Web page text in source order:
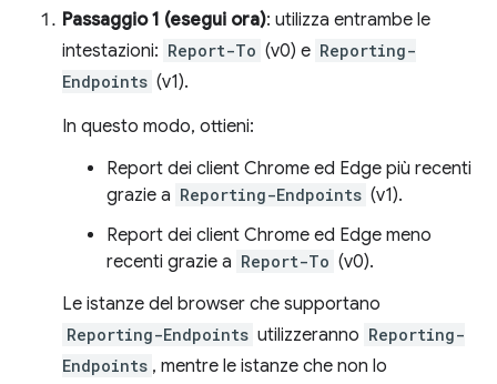
Passaggio 1 (esegui ora): utilizza entrambe le
intestazioni: Report-To (v0) e Reporting-
Endpoints (v1).
In questo modo, ottieni:
Report dei client Chrome ed Edge più recenti
grazie a Reporting-Endpoints (v1).
Report dei client Chrome ed Edge meno
recenti grazie a Report-To (v0).
Le istanze del browser che supportano
Reporting-Endpoints utilizzeranno Reporting-
Endpoints , mentre le istanze che non lo